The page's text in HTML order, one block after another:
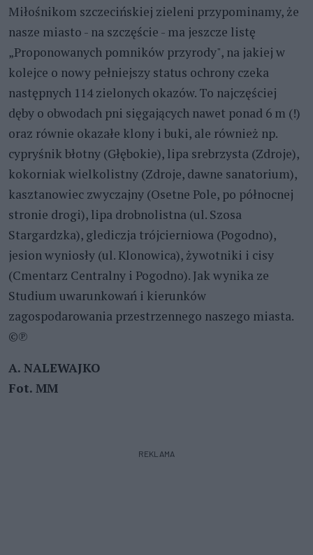
Miłośnikom szczecińskiej zieleni przypominamy, że
nasze miasto - na szczęście - ma jeszcze listę
„Proponowanych pomników przyrody", na jakiej w
kolejce o nowy pełniejszy status ochrony czeka
następnych 114 zielonych okazów. To najczęściej
dęby o obwodach pni sięgających nawet ponad 6 m (!)
oraz równie okazałe klony i buki, ale również np.
cypryśnik błotny (Głębokie), lipa srebrzysta (Zdroje),
kokorniak wielkolistny (Zdroje, dawne sanatorium),
kasztanowiec zwyczajny (Osetne Pole, po północnej
stronie drogi), lipa drobnolistna (ul. Szosa
Stargardzka), glediczja trójcierniowa (Pogodno),
jesion wyniosły (ul. Klonowica), żywotniki i cisy
(Cmentarz Centralny i Pogodno). Jak wynika ze
Studium uwarunkowań i kierunków
zagospodarowania przestrzennego naszego miasta.
©℗
A. NALEWAJKO
Fot. MM
REKLAMA